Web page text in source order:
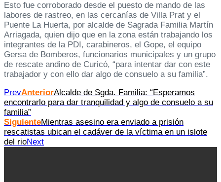
Esto fue corroborado desde el puesto de mando de las
labores de rastreo, en las cercanías de Villa Prat y el
Puente La Huerta, por alcalde de Sagrada Familia Martín
Arriagada, quien dijo que en la zona están trabajando los
integrantes de la PDI, carabineros, el Gope, el equipo
Gersa de Bomberos, funcionarios municipales y un grupo
de rescate andino de Curicó, “para intentar dar con este
trabajador y con ello dar algo de consuelo a su familia”.
PrevAnteriorAlcalde de Sgda. Familia: “Esperamos
encontrarlo para dar tranquilidad y algo de consuelo a su
familia”
SiguienteMientras asesino era enviado a prisión
rescatistas ubican el cadáver de la víctima en un islote
del rioNext